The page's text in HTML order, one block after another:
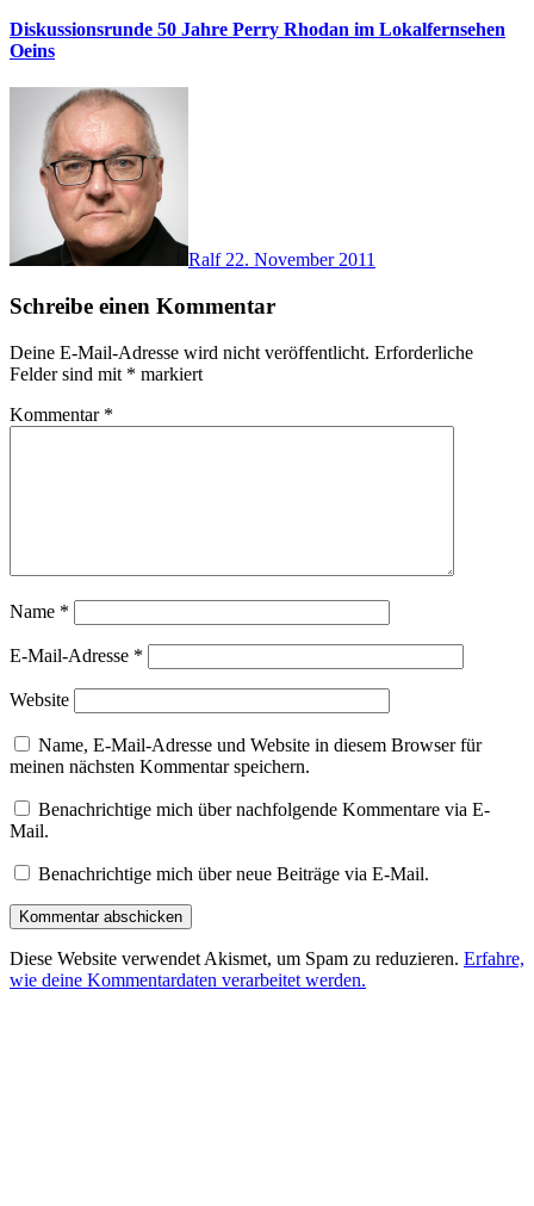
Diskussionsrunde 50 Jahre Perry Rhodan im Lokalfernsehen
Oeins
Ralf 22. November 2011
Schreibe einen Kommentar
Deine E-Mail-Adresse wird nicht veröffentlicht. Erforderliche
Felder sind mit * markiert
Kommentar *
Name *
E-Mail-Adresse *
Website
Name, E-Mail-Adresse und Website in diesem Browser für
meinen nächsten Kommentar speichern.
Benachrichtige mich über nachfolgende Kommentare via E-
Mail.
Benachrichtige mich über neue Beiträge via E-Mail.
Diese Website verwendet Akismet, um Spam zu reduzieren. Erfahre,
wie deine Kommentardaten verarbeitet werden.